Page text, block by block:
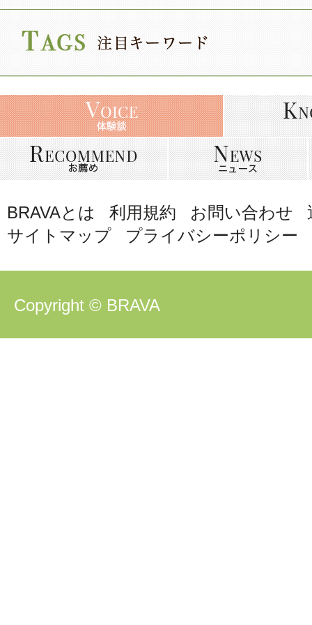
BRAVAとは 利用規約 お問い合わせ
サイトマップ
プライバシーポリシー
Copyright © BRAVA